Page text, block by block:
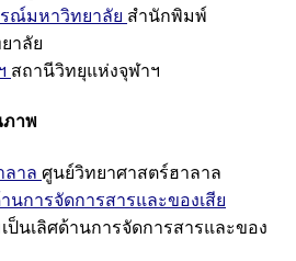
ณ์มหาวิทยาลัย สำนักพิมพ์
าลัย
สถานีวิทยุแห่งจุฬาฯ
ภาพ
ลาล ศูนย์วิทยาศาสตร์ฮาลาล
นการจัดการสารและของเสีย
ป็นเลิศด้านการจัดการสารและของ